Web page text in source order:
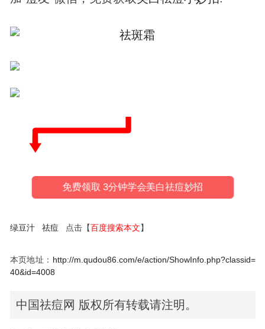
免费领取 3分钟学会美白祛痘妙招
绿豆汁 祛痘 点击【百度搜索本文】
本页地址： http://m.qudou86.com/e/action/ShowInfo.php?classid=
40&id=4008
中国祛痘网 版权所有转载请注明。